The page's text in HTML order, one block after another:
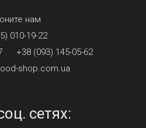
нам
010-19-22
+38 (093) 145-05-62
shop.com.ua
сетях: